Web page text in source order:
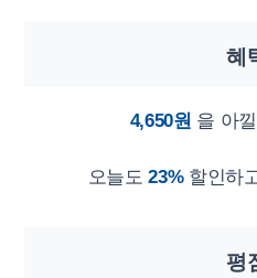
혜
4,650원 을 아
오늘도23%할인하
평